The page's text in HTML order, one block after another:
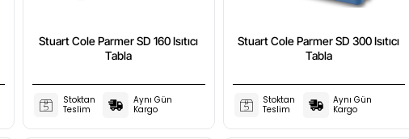
Stuart Cole Parmer SD 160 Isıtıcı
Tabla
Stoktan
Teslim
Aynı Gün
Kargo
Stuart Cole Parmer SD 300 Isıtıcı
Tabla
Stoktan
Teslim
Aynı Gün
Kargo